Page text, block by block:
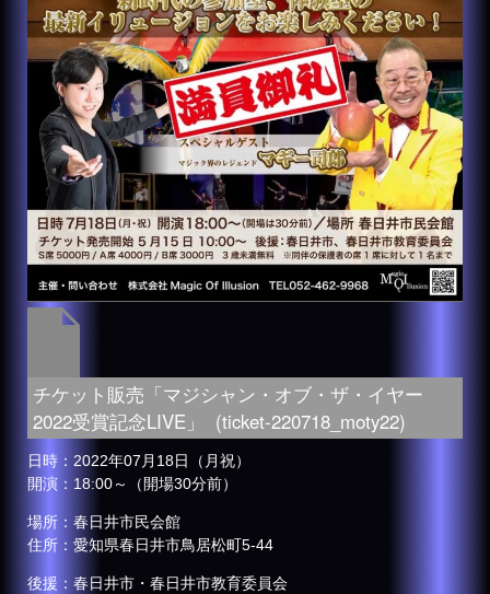
チケット販売「マジシャン・オブ・ザ・イヤー
2022受賞記念LIVE」 (ticket-220718_moty22)
日時：2022年07月18日（月祝）
開演：18:00～（開場30分前）
場所：春日井市民会館
住所：愛知県春日井市鳥居松町5-44
後援：春日井市・春日井市教育委員会